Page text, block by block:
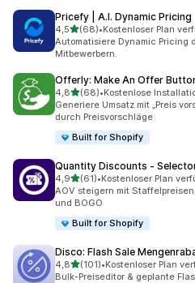
Pricefy | A.I. Dynamic Pricing
4,5von 5 Sternen
(68)
68 Rezensionen insgesamt
•Kostenloser Plan
Automatisiere Dynamic Pricing
Mitbewerbern.
Offerly: Make An Offer
4,8von 5 Sternen
(68)
68 Rezensionen insgesamt
•Kostenlose
Generiere Umsatz mit „Preis
durch Preisvorschläge
Built for Shopify
Quantity Discounts ‑
4,9von 5 Sternen
(61)
61 Rezensionen insgesamt
•Kostenloser Plan
AOV steigern mit
und BOGO
Built for Shopify
Disco: Flash Sale
4,8von 5 Sternen
(101)
101 Rezensionen insgesamt
•Kostenloser Plan
Bulk-Preiseditor & geplante